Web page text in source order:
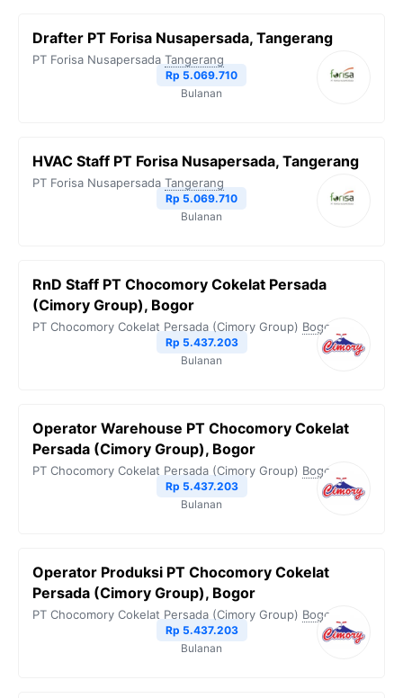
Drafter PT Forisa Nusapersada, Tangerang
PT Forisa Nusapersada Tangerang
Rp 5.069.710
Bulanan
HVAC Staff PT Forisa Nusapersada, Tangerang
PT Forisa Nusapersada Tangerang
Rp 5.069.710
Bulanan
RnD Staff PT Chocomory Cokelat Persada
(Cimory Group), Bogor
PT Chocomory Cokelat Persada (Cimory Group) Bogor
Rp 5.437.203
Bulanan
Operator Warehouse PT Chocomory Cokelat
Persada (Cimory Group), Bogor
PT Chocomory Cokelat Persada (Cimory Group) Bogor
Rp 5.437.203
Bulanan
Operator Produksi PT Chocomory Cokelat
Persada (Cimory Group), Bogor
PT Chocomory Cokelat Persada (Cimory Group) Bogor
Rp 5.437.203
Bulanan